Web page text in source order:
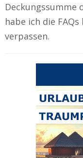
Deckungssumme
habe ich die
verpassen.